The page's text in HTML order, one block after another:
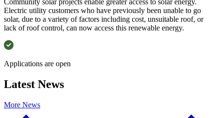
Community solar projects enable greater access to solar energy.
Electric utility customers who have previously been unable to go
solar, due to a variety of factors including cost, unsuitable roof, or
lack of roof control, can now access this renewable energy.​​​​‌ ‍ ​‍​‍‌‍ ‌ ​‍‌‍‍‌‌‍‌ ‌‍‍‌‌‍ ‍​‍​‍​ ‍‍​‍​‍‌ ​ ‌‍​‌‌‍ ‍‌‍‍‌‌ ‌​‌ ‍‌​‍ ‍‌‍‍‌‌‍ ​‍​‍​‍ ​​‍​‍‌‍‍​‌ ​‍‌‍‌‌‌‍‌‍​‍​‍​ ‍‍​‍​‍‌‍‍​‌ ‌​‌ ‌​‌ ​​​ ‍‍​‍ ​‍ ‌‍ ​‌‍ ‌‍​ ‌‍​‌‌‍ ​‌‍‍​‌‍ ‌ ​ ‌ ‌​​ ‍‍​ ​ ​ ​ ​ ​ ​ ​ ​‍ ‌‍‍‌‌‍ ‍‌ ‌​‌‍‌‌‌‍ ‍‌ ‌​​‍ ‌‍‌‌‌‍‌​‌‍‍‌‌ ‌​​‍ ‌‍ ‌‌‍ ‌‍‌​‌‍‌‌​ ‌‌ ​​‌ ​‍‌‍‌‌‌ ​ ‌‍‌‌‌‍ ‍‌ ‌​‌‍​‌‌ ‌​‌‍‍‌‌‍ ‌‍ ‍​ ‍ ‌‍‍‌‌‍‌​​ ‌​ ​‌​ ​‌‌‍​‌​ ​ ‌‍‌​​ ‌‍​ ​‌‌‍​ ​‍ ‌‌‍‌‌‌‍​‌‌‍‌‌‌‍‌​​‍ ‌​ ‌​​ ‌ ​ ​​​ ‍‌​‍ ‌​ ‍‌​ ​‍​ ​‍​ ​‍​‍ ‌‌‍​ ‌‍‌‌‌‍‌​​ ‌ ‌‍‌‌‌‍‌​‌‍​‌​ ​​‌‍‌‌‌‍​‍​ ‍​​ ‍‌​ ‍ ‌ ‌​‌ ‍‌‌ ​​‌‍‌‌​ ‌‌ ​​‌ ​‍‌‍ ‌‍‌ ‌ ​‍‌‍​‌‌‍ ‌​ ‍ ‌ ​​‌‍​‌‌ ‌​‌‍‍​​ ‌‌ ​ ‌‍‍​‌‍ ‌ ​‍‌ ‌​‌​‌​‌‍‌‌‌ ​ ‌‍​ ‌ ​‍‌‍‍‌‌ ​​‌ ‌​‌‍‍‌‌‍ ‌‍ ‍​ ‌‍​‍‌‍​‌‌ ​ ‌‍‌‌‌‌‌‌‌ ​‍‌‍ ​​ ‌‌‍‍​‌ ‌​‌ ‌​‌ ​​​‍‌‌​ ​ ‌​​‌​‍‌‌​ ​‍‌​‌‍​‍‌‌​ ​‍‌​‌‍‌‍ ​‌‍ ‌‍​ ‌‍​‌‌‍ ​‌‍‍​‌‍ ‌ ​ ‌ ‌​​‍‌‌​ ​ ‌​​‌​ ​ ​ ​ ​ ​ ​ ​ ​‍‌‍‌‍‍‌‌‍‌​​ ‌​ ​‌​ ​‌‌‍​‌​ ​ ‌‍‌​​ ‌‍​ ​‌‌‍​ ​‍ ‌‌‍‌‌‌‍​‌‌‍‌‌‌‍‌​​‍ ‌​ ‌​​ ‌ ​ ​​​ ‍‌​‍ ‌​ ‍‌​ ​‍​ ​‍​ ​‍​‍ ‌‌‍​ ‌‍‌‌‌‍‌​​ ‌ ‌‍‌‌‌‍‌​‌‍​‌​ ​​‌‍‌‌‌‍​‍​ ‍​​ ‍‌​‍‌‍‌ ‌​‌ ‍‌‌ ​​‌‍‌‌​ ‌‌ ​​‌ ​‍‌‍ ‌‍‌ ‌ ​‍‌‍​‌‌‍ ‌​‍‌‍‌ ​​‌‍​‌‌ ‌​‌‍‍​​ ‌‌ ​ ‌‍‍​‌‍ ‌ ​‍‌ ‌​‌​‌​‌‍‌‌‌ ​ ‌‍​ ‌ ​‍‌‍‍‌‌ ​​‌ ‌​‌‍‍‌‌‍ ‌‍ ‍​‍‌‍‌ ​​‌‍‌‌‌ ​‍‌ ​ ‌ ​​‌‍‌‌‌‍​ ‌ ‌​‌‍‍‌‌ ‌‍‌‍‌‌​ ‌‌ ​​‌ ‌‌‌‍​‍‌‍ ​‌‍‍‌‌ ​ ‌‍‍​‌‍‌‌‌‍‌​​‍​‍‌ ‌
Applications are open​​​​‌ ‍ ​‍​‍‌‍ ‌ ​‍‌‍‍‌‌‍‌ ‌‍‍‌‌‍ ‍​‍​‍​ ‍‍​‍​‍‌ ​ ‌‍​‌‌‍ ‍‌‍‍‌‌ ‌​‌ ‍‌​‍ ‍‌‍‍‌‌‍ ​‍​‍​‍ ​​‍​‍‌‍‍​‌ ​‍‌‍‌‌‌‍‌‍​‍​‍​ ‍‍​‍​‍‌‍‍​‌ ‌​‌ ‌​‌ ​​​ ‍‍​‍ ​‍ ‌‍ ​‌‍ ‌‍​ ‌‍​‌‌‍ ​‌‍‍​‌‍ ‌ ​ ‌ ‌​​ ‍‍​ ​ ​ ​ ​ ​ ​ ​ ​‍ ‌‍‍‌‌‍ ‍‌ ‌​‌‍‌‌‌‍ ‍‌ ‌​​‍ ‌‍‌‌‌‍‌​‌‍‍‌‌ ‌​​‍ ‌‍ ‌‌‍ ‌‍‌​‌‍‌‌​ ‌‌ ​​‌ ​‍‌‍‌‌‌ ​ ‌‍‌‌‌‍ ‍‌ ‌​‌‍​‌‌ ‌​‌‍‍‌‌‍ ‌‍ ‍​ ‍ ‌‍‍‌‌‍‌​​ ‌​ ‍‌​ ​​‌‍​ ​ ‌​‌‍​‍​ ‍‌‌‍​‌​ ‌ ​‍ ‌​ ‍​​ ‍​​ ​‌‌‍‌​​‍ ‌​ ‌​​ ​‍​ ​​​ ‍‌​‍ ‌​ ‍​‌‍​‍​ ‌‌‌‍​‍​‍ ‌‌‍‌‍​ ​‌​ ​ ‌‍‌‌​ ‌‍‌‍​ ‌‍‌‍​ ‌ ​ ‍‌‌‍‌‌​ ​ ‌‍​ ​ ‍ ‌ ‌​‌ ‍‌‌ ​​‌‍‌‌​ ‌‌ ​​‌ ​‍‌‍ ‌‍‌ ‌ ​‍‌‍​‌‌‍ ‌‌‌​ ‌ ‌​‌‍​‌‌ ‌​‌ ‌‌‌ ​ ​ ‍ ‌ ​​‌‍​‌‌ ‌​‌‍‍​​ ‌‌ ‌​‌‍‍‌‌ ‌​‌‍ ​‌‍‌‌​ ‌‍​‍‌‍​‌‌ ​ ‌‍‌‌‌‌‌‌‌ ​‍‌‍ ​​ ‌‌‍‍​‌ ‌​‌ ‌​‌ ​​​‍‌‌​ ​ ‌​​‌​‍‌‌​ ​‍‌​‌‍​‍‌‌​ ​‍‌​‌‍‌‍ ​‌‍ ‌‍​ ‌‍​‌‌‍ ​‌‍‍​‌‍ ‌ ​ ‌ ‌​​‍‌‌​ ​ ‌​​‌​ ​ ​ ​ ​ ​ ​ ​ ​‍‌‍‌‍‍‌‌‍‌​​ ‌​ ‍‌​ ​​‌‍​ ​ ‌​‌‍​‍​ ‍‌‌‍​‌​ ‌ ​‍ ‌​ ‍​​ ‍​​ ​‌‌‍‌​​‍ ‌​ ‌​​ ​‍​ ​​​ ‍‌​‍ ‌​ ‍​‌‍​‍​ ‌‌‌‍​‍​‍ ‌‌‍‌‍​ ​‌​ ​ ‌‍‌‌​ ‌‍‌‍​ ‌‍‌‍​ ‌ ​ ‍‌‌‍‌‌​ ​ ‌‍​ ​‍‌‍‌ ‌​‌ ‍‌‌ ​​‌‍‌‌​ ‌‌ ​​‌ ​‍‌‍ ‌‍‌ ‌ ​‍‌‍​‌‌‍ ‌‌‌​ ‌ ‌​‌‍​‌‌ ‌​‌ ‌‌‌ ​ ​‍‌‍‌ ​​‌‍​‌‌ ‌​‌‍‍​​ ‌‌ ‌​‌‍‍‌‌ ‌​‌‍ ​‌‍‌‌​‍‌‍‌ ​​‌‍‌‌‌ ​‍‌ ​ ‌ ​​‌‍‌‌‌‍​ ‌ ‌​‌‍‍‌‌ ‌‍‌‍‌‌​ ‌‌ ​​‌ ‌‌‌‍​‍‌‍ ​‌‍‍‌‌ ​ ‌‍‍​‌‍‌‌‌‍‌​​‍​‍‌ ‌
Latest News​​​​‌ ‍ ​‍​‍‌‍ ‌ ​‍‌‍‍‌‌‍‌ ‌‍‍‌‌‍ ‍​‍​‍​ ‍‍​‍​‍‌ ​ ‌‍​‌‌‍ ‍‌‍‍‌‌ ‌​‌ ‍‌​‍ ‍‌‍‍‌‌‍ ​‍​‍​‍ ​​‍​‍‌‍‍​‌ ​‍‌‍‌‌‌‍‌‍​‍​‍​ ‍‍​‍​‍‌‍‍​‌ ‌​‌ ‌​‌ ​​​ ‍‍​‍ ​‍ ‌‍ ​‌‍ ‌‍​ ‌‍​‌‌‍ ​‌‍‍​‌‍ ‌ ​ ‌ ‌​​ ‍‍​ ​ ​ ​ ​ ​ ​ ​ ​‍ ‌‍‍‌‌‍ ‍‌ ‌​‌‍‌‌‌‍ ‍‌ ‌​​‍ ‌‍‌‌‌‍‌​‌‍‍‌‌ ‌​​‍ ‌‍ ‌‌‍ ‌‍‌​‌‍‌‌​ ‌‌ ​​‌ ​‍‌‍‌‌‌ ​ ‌‍‌‌‌‍ ‍‌ ‌​‌‍​‌‌ ‌​‌‍‍‌‌‍ ‌‍ ‍​ ‍ ‌‍‍‌‌‍‌​​ ‌‌‍‍​‌‍ ‌‍ ‌‌‍‌‌‌ ​​‌‍​‌‌‍‌ ‌‍‌‌​ ‍ ‌ ‌​‌ ‍‌‌ ​​‌‍‌‌​ ‌‌‍‍​‌‍ ‌‍ ‌‌‍‌‌‌ ​​‌‍​‌‌‍‌ ‌‍‌‌​ ‍ ‌ ​​‌‍​‌‌ ‌​‌‍‍​​ ‌‌‍ ​‌‍​‌‌ ‌​‌‍‌‌‌ ​ ‌ ‌​‌​​ ‌‍ ‌‍ ‍‌ ‌​‌‍‌‌‌‍ ‍‌ ‌​​‍ ‍‌‍ ‍‌‍‌‌‌ ‌ ‌ ​ ‌​‍​‌‍‌‌‌‍​‌‌‍‌​‌‍‍‌‌‍ ‍‌‍‌ ​ ‌‍​‍‌‍​‌‌ ​ ‌‍‌‌‌‌‌‌‌ ​‍‌‍ ​​ ‌‌‍‍​‌ ‌​‌ ‌​‌ ​​​‍‌‌​ ​ ‌​​‌​‍‌‌​ ​‍‌​‌‍​‍‌‌​ ​‍‌​‌‍‌‍ ​‌‍ ‌‍​ ‌‍​‌‌‍ ​‌‍‍​‌‍ ‌ ​ ‌ ‌​​‍‌‌​ ​ ‌​​‌​ ​ ​ ​ ​ ​ ​ ​ ​‍‌‍‌‍‍‌‌‍‌​​ ‌‌‍‍​‌‍ ‌‍ ‌‌‍‌‌‌ ​​‌‍​‌‌‍‌ ‌‍‌‌​‍‌‍‌ ‌​‌ ‍‌‌ ​​‌‍‌‌​ ‌‌‍‍​‌‍ ‌‍ ‌‌‍‌‌‌ ​​‌‍​‌‌‍‌ ‌‍‌‌​‍‌‍‌ ​​‌‍​‌‌ ‌​‌‍‍​​ ‌‌‍ ​‌‍​‌‌ ‌​‌‍‌‌‌ ​ ‌ ‌​‌​​ ‌‍ ‌‍ ‍‌ ‌​‌‍‌‌‌‍ ‍‌ ‌​​‍ ‍‌‍ ‍‌‍‌‌‌ ‌ ‌ ​ ‌​‍​‌‍‌‌‌‍​‌‌‍‌​‌‍‍‌‌‍ ‍‌‍‌ ​‍‌‍‌ ​​‌‍‌‌‌ ​‍‌ ​ ‌ ​​‌‍‌‌‌‍​ ‌ ‌​‌‍‍‌‌ ‌‍‌‍‌‌​ ‌‌ ​​‌ ‌‌‌‍​‍‌‍ ​‌‍‍‌‌ ​ ‌‍‍​‌‍‌‌‌‍‌​​‍​‍‌ ‌
More News​​​​‌ ‍ ​‍​‍‌‍ ‌ ​‍‌‍‍‌‌‍‌ ‌‍‍‌‌‍ ‍​‍​‍​ ‍‍​‍​‍‌ ​ ‌‍​‌‌‍ ‍‌‍‍‌‌ ‌​‌ ‍‌​‍ ‍‌‍‍‌‌‍ ​‍​‍​‍ ​​‍​‍‌‍‍​‌ ​‍‌‍‌‌‌‍‌‍​‍​‍​ ‍‍​‍​‍‌‍‍​‌ ‌​‌ ‌​‌ ​​​ ‍‍​‍ ​‍ ‌‍ ​‌‍ ‌‍​ ‌‍​‌‌‍ ​‌‍‍​‌‍ ‌ ​ ‌ ‌​​ ‍‍​ ​ ​ ​ ​ ​ ​ ​ ​‍ ‌‍‍‌‌‍ ‍‌ ‌​‌‍‌‌‌‍ ‍‌ ‌​​‍ ‌‍‌‌‌‍‌​‌‍‍‌‌ ‌​​‍ ‌‍ ‌‌‍ ‌‍‌​‌‍‌‌​ ‌‌ ​​‌ ​‍‌‍‌‌‌ ​ ‌‍‌‌‌‍ ‍‌ ‌​‌‍​‌‌ ‌​‌‍‍‌‌‍ ‌‍ ‍​ ‍ ‌‍‍‌‌‍‌​​ ‌‌‍‍​‌‍ ‌‍ ‌‌‍‌‌‌ ​​‌‍​‌‌‍‌ ‌‍‌‌​ ‍ ‌ ‌​‌ ‍‌‌ ​​‌‍‌‌​ ‌‌‍‍​‌‍ ‌‍ ‌‌‍‌‌‌ ​​‌‍​‌‌‍‌ ‌‍‌‌​ ‍ ‌ ​​‌‍​‌‌ ‌​‌‍‍​​ ‌‌‍ ​‌‍​‌‌ ‌​‌‍‌‌‌ ​ ‌ ‌​‌​​ ‌‍ ‌‍ ‍‌ ‌​‌‍‌‌‌‍ ‍‌ ‌​​‍ ‍‌‍ ‍‌‍‌‌‌ ‌ ‌ ​ ‌​ ​‌‍‍‌‌‍ ‍‌‍‍ ​ ‌‍​‍‌‍​‌‌ ​ ‌‍‌‌‌‌‌‌‌ ​‍‌‍ ​​ ‌‌‍‍​‌ ‌​‌ ‌​‌ ​​​‍‌‌​ ​ ‌​​‌​‍‌‌​ ​‍‌​‌‍​‍‌‌​ ​‍‌​‌‍‌‍ ​‌‍ ‌‍​ ‌‍​‌‌‍ ​‌‍‍​‌‍ ‌ ​ ‌ ‌​​‍‌‌​ ​ ‌​​‌​ ​ ​ ​ ​ ​ ​ ​ ​‍‌‍‌‍‍‌‌‍‌​​ ‌‌‍‍​‌‍ ‌‍ ‌‌‍‌‌‌ ​​‌‍​‌‌‍‌ ‌‍‌‌​‍‌‍‌ ‌​‌ ‍‌‌ ​​‌‍‌‌​ ‌‌‍‍​‌‍ ‌‍ ‌‌‍‌‌‌ ​​‌‍​‌‌‍‌ ‌‍‌‌​‍‌‍‌ ​​‌‍​‌‌ ‌​‌‍‍​​ ‌‌‍ ​‌‍​‌‌ ‌​‌‍‌‌‌ ​ ‌ ‌​‌​​ ‌‍ ‌‍ ‍‌ ‌​‌‍‌‌‌‍ ‍‌ ‌​​‍ ‍‌‍ ‍‌‍‌‌‌ ‌ ‌ ​ ‌​ ​‌‍‍‌‌‍ ‍‌‍‍ ​‍‌‍‌ ​​‌‍‌‌‌ ​‍‌ ​ ‌ ​​‌‍‌‌‌‍​ ‌ ‌​‌‍‍‌‌ ‌‍‌‍‌‌​ ‌‌ ​​‌ ‌‌‌‍​‍‌‍ ​‌‍‍‌‌ ​ ‌‍‍​‌‍‌‌‌‍‌​​‍​‍‌ ‌